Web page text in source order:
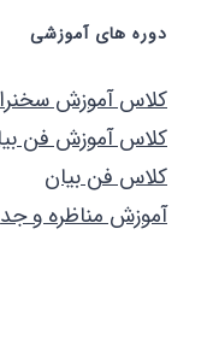
های آموزشی
آموزش سخنرانی
آموزش فن بیان
فن بیان
مناظره و جدل